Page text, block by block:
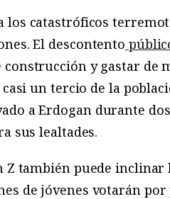
catastróficos
El descontento
y gastar de
un tercio de la
a Erdogan durante dos
sus lealtades.
también puede inclinar
de jóvenes votarán